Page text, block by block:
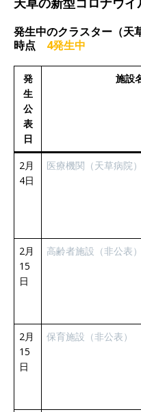
発生中のクラスター（天
時点 4発生中
発
生
公
表
日
施設
2月
4日
医療機関（天草病院）
2月
15
日
高齢者施設（非公表）
2月
15
日
保育施設（非公表）